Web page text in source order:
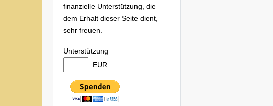
finanzielle Unterstützung, die
dem Erhalt dieser Seite dient,
sehr freuen.
Unterstützung
EUR